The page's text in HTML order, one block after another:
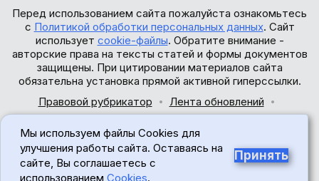
Перед использованием сайта пожалуйста ознакомьтесь
с Политикой обработки персональных данных. Сайт
использует cookie-файлы. Обратите внимание -
авторские права на тексты статей и формы документов
защищены. При цитировании материалов сайта
обязательна установка прямой активной гиперссылки.
Правовой рубрикатор
Лента обновлений
© 2017-2026
18+
Мы используем файлы Cookies для
улучшения работы сайта. Оставаясь на
сайте, Вы соглашаетесь с
использованием Cookies.
Принять